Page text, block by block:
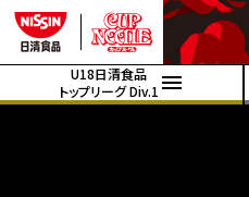
U18日清食品
トップリーグ Div.1